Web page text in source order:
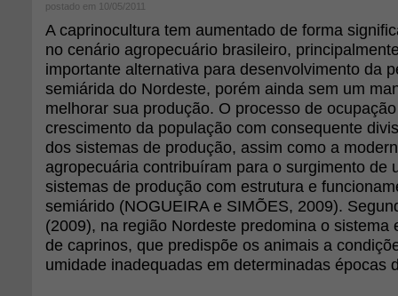
postado em 10/05/2011
A caprinocultura tem aumentado de forma
no cenário agropecuário brasileiro,
importante alternativa para desenvolvimento da
semiárida do Nordeste, porém ainda sem um
melhorar sua produção. O processo de
crescimento da população com consequente
dos sistemas de produção, assim como a
agropecuária contribuíram para o surgimento de
sistemas de produção com estrutura e
semiárido (NOGUEIRA e SIMÕES, 2009).
(2009), na região Nordeste predomina o sistema
de caprinos, que predispõe os animais a
umidade inadequadas em determinadas épocas